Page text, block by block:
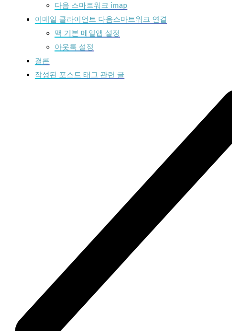
다음 스마트워크 imap
이메일 클라이언트 다음스마트워크 연결
맥 기본 메일앱 설정
아웃룩 설정
결론
작성된 포스트 태그 관련 글